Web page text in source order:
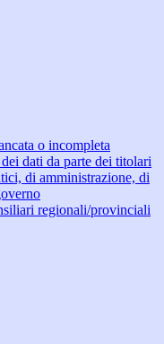
o incompleta
dati da parte dei titolari
di amministrazione, di
regionali/provinciali